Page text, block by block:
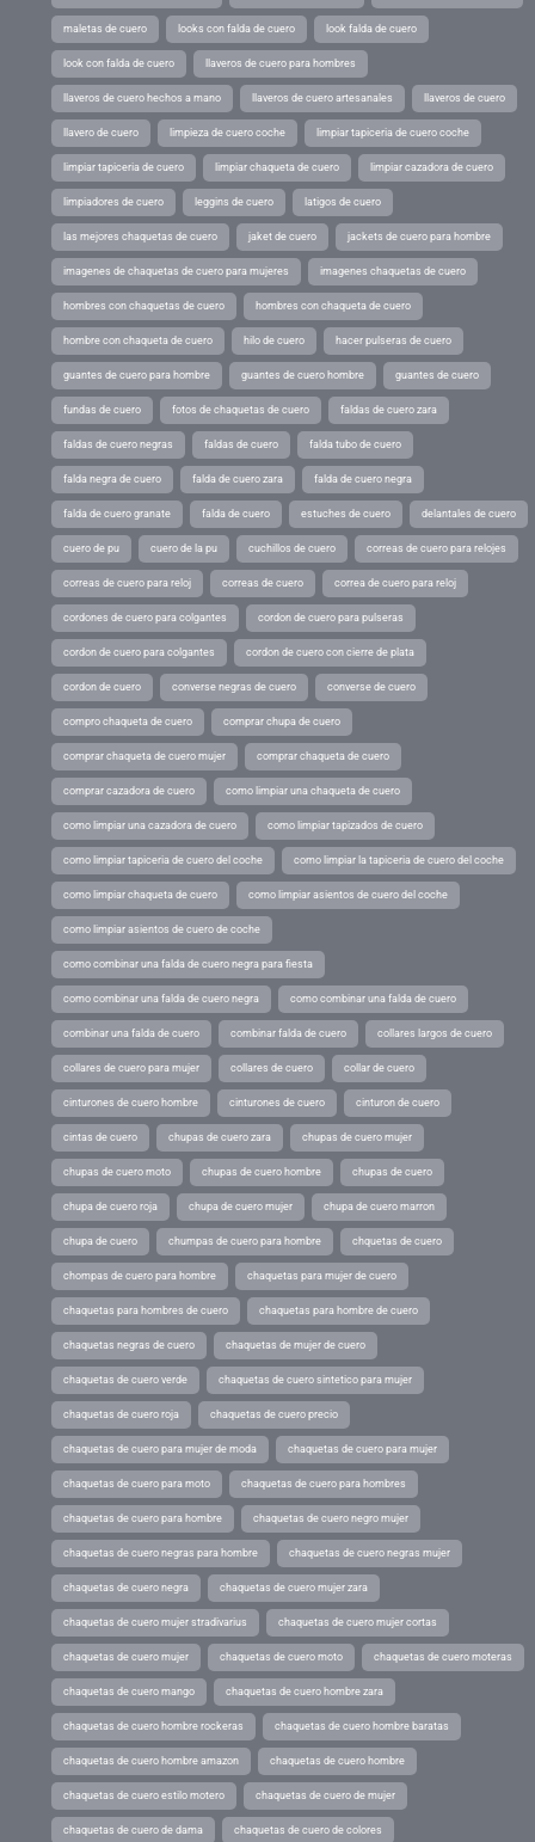
maletas de cuero looks con falda de cuero look falda de cuero
look con falda de cuero llaveros de cuero para hombres
llaveros de cuero hechos a mano llaveros de cuero artesanales llaveros de cuero
llavero de cuero limpieza de cuero coche limpiar tapiceria de cuero coche
limpiar tapiceria de cuero limpiar chaqueta de cuero limpiar cazadora de cuero
limpiadores de cuero leggins de cuero latigos de cuero
las mejores chaquetas de cuero jaket de cuero jackets de cuero para hombre
imagenes de chaquetas de cuero para mujeres imagenes chaquetas de cuero
hombres con chaquetas de cuero hombres con chaqueta de cuero
hombre con chaqueta de cuero hilo de cuero hacer pulseras de cuero
guantes de cuero para hombre guantes de cuero hombre guantes de cuero
fundas de cuero fotos de chaquetas de cuero faldas de cuero zara
faldas de cuero negras faldas de cuero falda tubo de cuero
falda negra de cuero falda de cuero zara falda de cuero negra
falda de cuero granate falda de cuero estuches de cuero delantales de cuero
cuero de pu cuero de la pu cuchillos de cuero correas de cuero para relojes
correas de cuero para reloj correas de cuero correa de cuero para reloj
cordones de cuero para colgantes cordon de cuero para pulseras
cordon de cuero para colgantes cordon de cuero con cierre de plata
cordon de cuero converse negras de cuero converse de cuero
compro chaqueta de cuero comprar chupa de cuero
comprar chaqueta de cuero mujer comprar chaqueta de cuero
comprar cazadora de cuero como limpiar una chaqueta de cuero
como limpiar una cazadora de cuero como limpiar tapizados de cuero
como limpiar tapiceria de cuero del coche como limpiar la tapiceria de cuero del coche
como limpiar chaqueta de cuero como limpiar asientos de cuero del coche
como limpiar asientos de cuero de coche
como combinar una falda de cuero negra para fiesta
como combinar una falda de cuero negra como combinar una falda de cuero
combinar una falda de cuero combinar falda de cuero collares largos de cuero
collares de cuero para mujer collares de cuero collar de cuero
cinturones de cuero hombre cinturones de cuero cinturon de cuero
cintas de cuero chupas de cuero zara chupas de cuero mujer
chupas de cuero moto chupas de cuero hombre chupas de cuero
chupa de cuero roja chupa de cuero mujer chupa de cuero marron
chupa de cuero chumpas de cuero para hombre chquetas de cuero
chompas de cuero para hombre chaquetas para mujer de cuero
chaquetas para hombres de cuero chaquetas para hombre de cuero
chaquetas negras de cuero chaquetas de mujer de cuero
chaquetas de cuero verde chaquetas de cuero sintetico para mujer
chaquetas de cuero roja chaquetas de cuero precio
chaquetas de cuero para mujer de moda chaquetas de cuero para mujer
chaquetas de cuero para moto chaquetas de cuero para hombres
chaquetas de cuero para hombre chaquetas de cuero negro mujer
chaquetas de cuero negras para hombre chaquetas de cuero negras mujer
chaquetas de cuero negra chaquetas de cuero mujer zara
chaquetas de cuero mujer stradivarius chaquetas de cuero mujer cortas
chaquetas de cuero mujer chaquetas de cuero moto chaquetas de cuero moteras
chaquetas de cuero mango chaquetas de cuero hombre zara
chaquetas de cuero hombre rockeras chaquetas de cuero hombre baratas
chaquetas de cuero hombre amazon chaquetas de cuero hombre
chaquetas de cuero estilo motero chaquetas de cuero de mujer
chaquetas de cuero de dama chaquetas de cuero de colores